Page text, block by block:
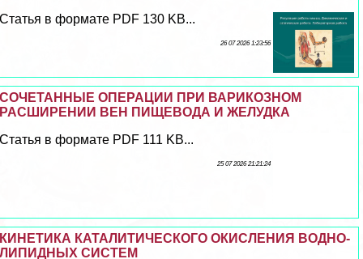
Статья в формате PDF 130 KB...
26 07 2026 1:23:56
СОЧЕТАННЫЕ ОПЕРАЦИИ ПРИ ВАРИКОЗНОМ
РАСШИРЕНИИ ВЕН ПИЩЕВОДА И ЖЕЛУДКА
Статья в формате PDF 111 KB...
25 07 2026 21:21:24
КИНЕТИКА КАТАЛИТИЧЕСКОГО ОКИСЛЕНИЯ ВОДНО-
ЛИПИДНЫХ СИСТЕМ